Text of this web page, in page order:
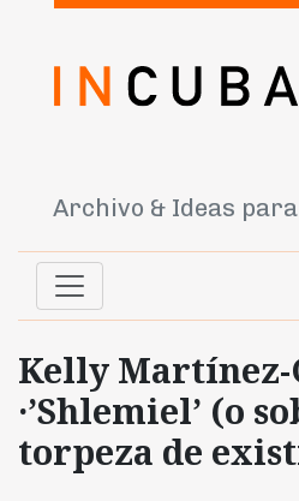
Archivo & Ideas
Kelly
·’Shlemiel’ (o
torpeza de